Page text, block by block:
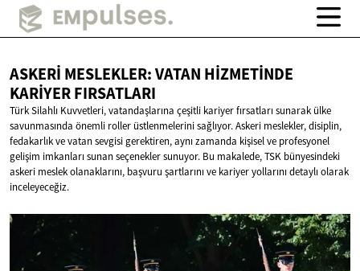
ASKERI MESLEKLER: VATAN HIZMETINDE
KARIYER FIRSATLARI
Türk Silahlı Kuvvetleri, vatandaşlarına çeşitli kariyer fırsatları sunarak ülke
savunmasında önemli roller üstlenmelerini sağlıyor. Askeri meslekler, disiplin,
fedakarlık ve vatan sevgisi gerektiren, aynı zamanda kişisel ve profesyonel
gelişim imkanları sunan seçenekler sunuyor. Bu makalede, TSK bünyesindeki
askeri meslek olanaklarını, başvuru şartlarını ve kariyer yollarını detaylı olarak
inceleyeceğiz.